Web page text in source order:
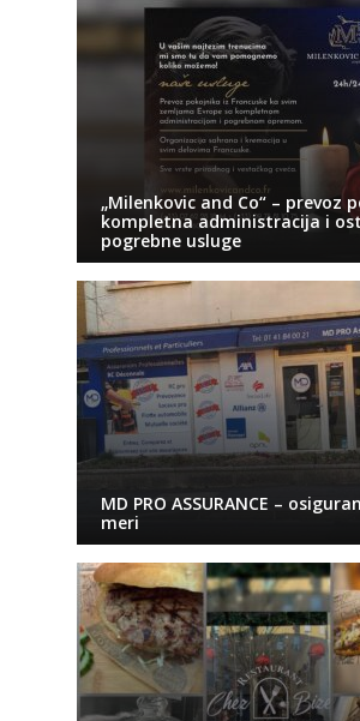
„Milenkovic and Co“ – prevoz
kompletna administracija i
pogrebne usluge
MD PRO ASSURANCE –
meri